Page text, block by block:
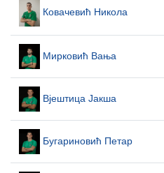
Ковачевић Никола
Мирковић Вања
Вјештица Јакша
Бугариновић Петар